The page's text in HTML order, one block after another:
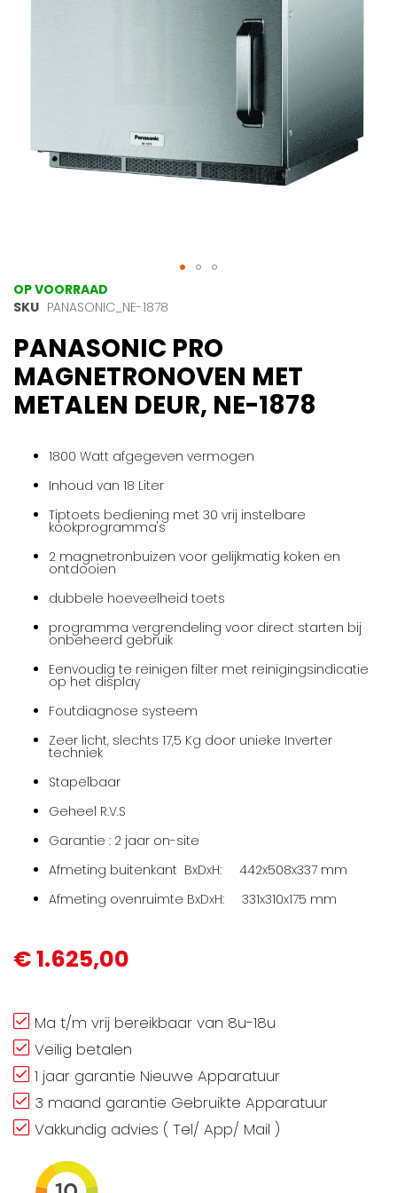
Ga
naar
begin
van
de
afbeeldingen-
gallerij
OP VOORRAAD
SKU PANASONIC_NE-1878
PANASONIC PRO
MAGNETRONOVEN MET
METALEN DEUR, NE-1878
1800 Watt afgegeven vermogen
Inhoud van 18 Liter
Tiptoets bediening met 30 vrij instelbare
kookprogramma's
2 magnetronbuizen voor gelijkmatig koken en
ontdooien
dubbele hoeveelheid toets
programma vergrendeling voor direct starten bij
onbeheerd gebruik
Eenvoudig te reinigen filter met reinigingsindicatie
op het display
Foutdiagnose systeem
Zeer licht, slechts 17,5 Kg door unieke Inverter
techniek
Stapelbaar
Geheel R.V.S
Garantie : 2 jaar on-site
Afmeting buitenkant BxDxH: 442x508x337 mm
Afmeting ovenruimte BxDxH: 331x310x175 mm
€ 1.625,00
Ma t/m vrij bereikbaar van 8u-18u
Veilig betalen
1 jaar garantie Nieuwe Apparatuur
3 maand garantie Gebruikte Apparatuur
Vakkundig advies ( Tel/ App/ Mail )